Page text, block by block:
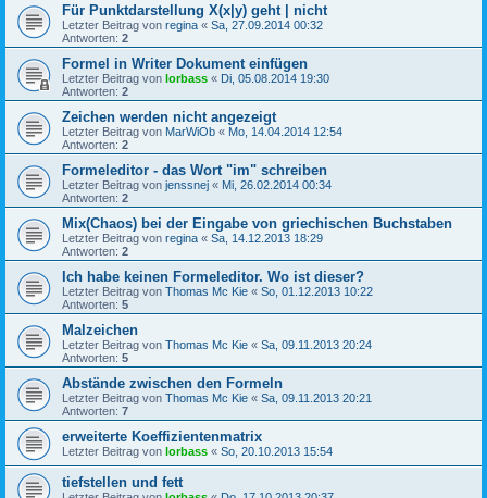
Für Punktdarstellung X(x|y) geht | nicht
Letzter Beitrag von regina « Sa, 27.09.2014 00:32
Antworten: 2
Formel in Writer Dokument einfügen
Letzter Beitrag von lorbass « Di, 05.08.2014 19:30
Antworten: 2
Zeichen werden nicht angezeigt
Letzter Beitrag von MarWiOb « Mo, 14.04.2014 12:54
Antworten: 2
Formeleditor - das Wort "im" schreiben
Letzter Beitrag von jenssnej « Mi, 26.02.2014 00:34
Antworten: 2
Mix(Chaos) bei der Eingabe von griechischen Buchstaben
Letzter Beitrag von regina « Sa, 14.12.2013 18:29
Antworten: 2
Ich habe keinen Formeleditor. Wo ist dieser?
Letzter Beitrag von Thomas Mc Kie « So, 01.12.2013 10:22
Antworten: 5
Malzeichen
Letzter Beitrag von Thomas Mc Kie « Sa, 09.11.2013 20:24
Antworten: 5
Abstände zwischen den Formeln
Letzter Beitrag von Thomas Mc Kie « Sa, 09.11.2013 20:21
Antworten: 7
erweiterte Koeffizientenmatrix
Letzter Beitrag von lorbass « So, 20.10.2013 15:54
tiefstellen und fett